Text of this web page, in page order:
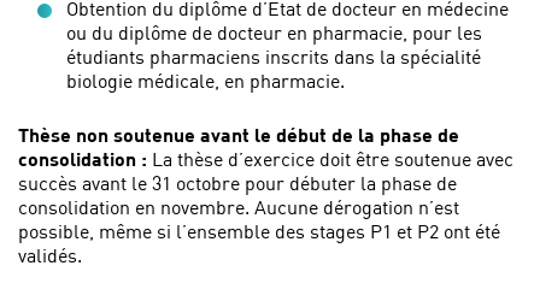
Obtention du diplôme d’Etat de docteur en médecine
ou du diplôme de docteur en pharmacie, pour les
étudiants pharmaciens inscrits dans la spécialité
biologie médicale, en pharmacie.
Thèse non soutenue avant le début de la phase de
consolidation : La thèse d’exercice doit être soutenue avec
succès avant le 31 octobre pour débuter la phase de
consolidation en novembre. Aucune dérogation n’est
possible, même si l’ensemble des stages P1 et P2 ont été
validés.